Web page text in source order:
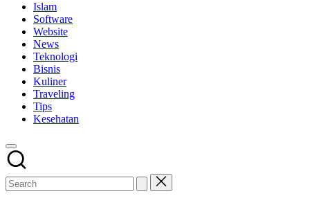
Islam
Software
Website
News
Teknologi
Bisnis
Kuliner
Traveling
Tips
Kesehatan